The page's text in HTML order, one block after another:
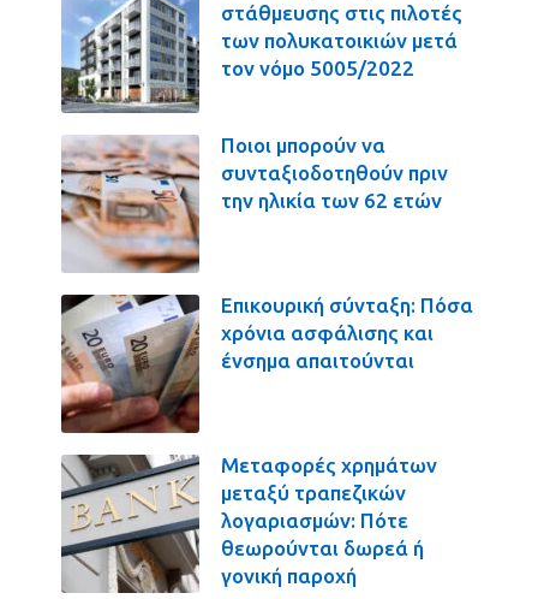
στάθμευσης στις πιλοτές
των πολυκατοικιών μετά
τον νόμο 5005/2022
Ποιοι μπορούν να
συνταξιοδοτηθούν πριν
την ηλικία των 62 ετών
Επικουρική σύνταξη: Πόσα
χρόνια ασφάλισης και
ένσημα απαιτούνται
Μεταφορές χρημάτων
μεταξύ τραπεζικών
λογαριασμών: Πότε
θεωρούνται δωρεά ή
γονική παροχή